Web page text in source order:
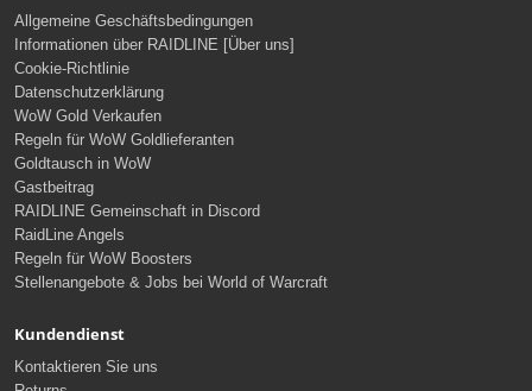
Allgemeine Geschäftsbedingungen
Informationen über RAIDLINE [Über uns]
Cookie-Richtlinie
Datenschutzerklärung
WoW Gold Verkaufen
Regeln für WoW Goldlieferanten
Goldtausch in WoW
Gastbeitrag
RAIDLINE Gemeinschaft in Discord
RaidLine Angels
Regeln für WoW Boosters
Stellenangebote & Jobs bei World of Warcraft
Kundendienst
Kontaktieren Sie uns